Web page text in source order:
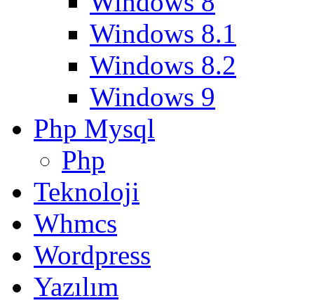
Windows 8.1
Windows 8.2
Windows 9
Php Mysql
Php
Teknoloji
Whmcs
Wordpress
Yazılım